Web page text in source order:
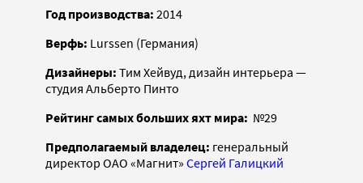
Год производства: 2014
Верфь: Lurssen (Германия)
Дизайнеры: Тим Хейвуд, дизайн интерьера —
студия Альберто Пинто
Рейтинг самых больших яхт мира: №29
Предполагаемый владелец: генеральный
директор ОАО «Магнит» Сергей Галицкий